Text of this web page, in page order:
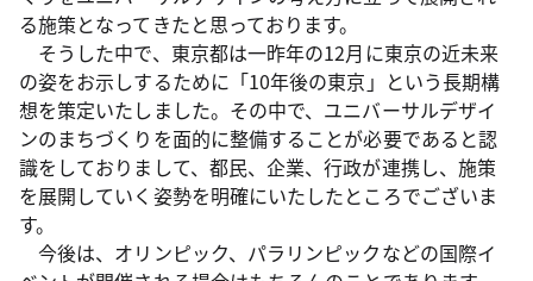
る施策となってきたと思っております。
そうした中で、東京都は一昨年の12月に東京の近未来
の姿をお示しするために「10年後の東京」という長期構
想を策定いたしました。その中で、ユニバーサルデザイ
ンのまちづくりを面的に整備することが必要であると認
識をしておりまして、都民、企業、行政が連携し、施策
を展開していく姿勢を明確にいたしたところでございま
す。
今後は、オリンピック、パラリンピックなどの国際イ